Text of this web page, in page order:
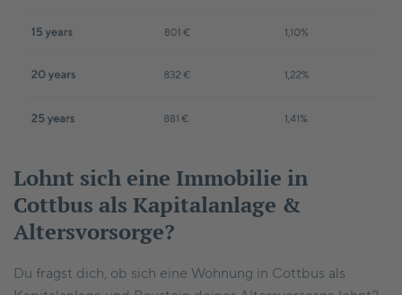
Lohnt sich eine Immobilie in
Cottbus als Kapitalanlage &
Altersvorsorge?
Du fragst dich, ob sich eine Wohnung in Cottbus als